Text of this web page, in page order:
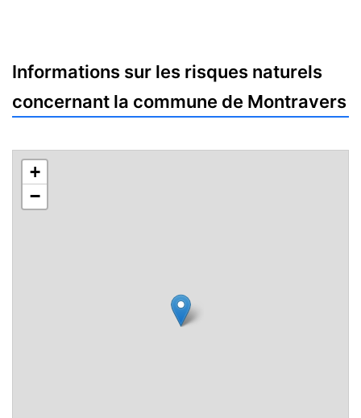
Informations sur les risques naturels
concernant la commune de Montravers
+
−